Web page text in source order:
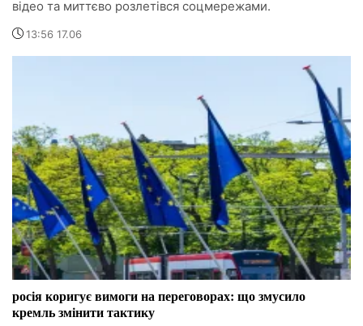
відео та миттєво розлетівся соцмережами.
13:56 17.06
росія коригує вимоги на переговорах: що змусило
кремль змінити тактику